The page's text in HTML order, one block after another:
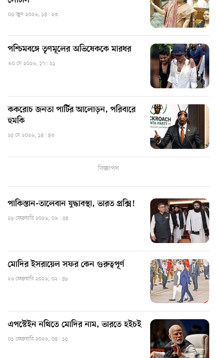
০৮ জুন ২০২৬, ১৪: ২৩
পশ্চিমবঙ্গে তৃণমূলের অভিষেককে মারধর
৩০ মে ২০২৬, ১৭: ২১
ককরোচ জনতা পার্টির আলোড়ন, পরিবারে
হুমকি
২৫ মে ২০২৬, ১৪: ৪৩
বিজ্ঞাপন
পাকিস্তান-তালেবান যুদ্ধাবস্থা, ভারত প্রক্সি!
২৮ ফেব্রুয়ারি ২০২৬, ০৯: ৫৪
মোদির ইসরায়েল সফর কেন গুরুত্বপূর্ণ
২৬ ফেব্রুয়ারি ২০২৬, ০২: ৪৮
এপস্টেইন নথিতে মোদির নাম, ভারতে হইচই
০১ ফেব্রুয়ারি ২০২৬, ০৪: ১৫